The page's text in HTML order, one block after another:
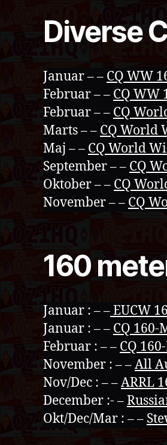
Diverse
Januar – – CQ WW
Februar – – CQ WW
Februar – – CQ
Marts – – CQ World
Maj – – CQ World
September – – CQ
Oktober – – CQ
November – – CQ
160
Januar : – –EUCW
Januar : – – CQ 160-
Februar : – – CQ
November : – –All
Nov/Dec : – –ARRL
December :- –
Okt/Dec/Mar : – –